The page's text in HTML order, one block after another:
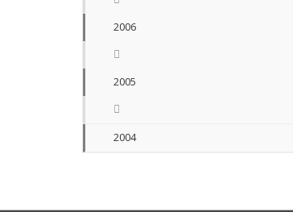
2006
2005
2004